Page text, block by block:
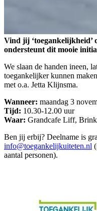
Vind jij ‘toegankelijkheid’
ondersteunt dit mooie
We slaan de handen ineen,
toegankelijker kunnen
met o.a. Jetta Klijnsma.
Wanneer: maandag 3
Tijd: 10.30-12.00 uur
Waar: Grandcafe Liff, Brink
Ben jij erbij? Deelname is
info@toegankelijkuiteten.nl
aantal personen).